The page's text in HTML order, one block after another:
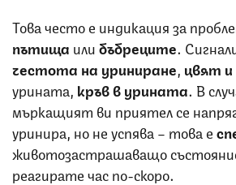
Това често е индикация за
пътища илибъбреците.
честота на уриниране цвят
урината, кръв в урината. В
мъркащият ви приятел се
уринира, но не успява – това е
животозастрашаващо
реагирате час по-скоро.